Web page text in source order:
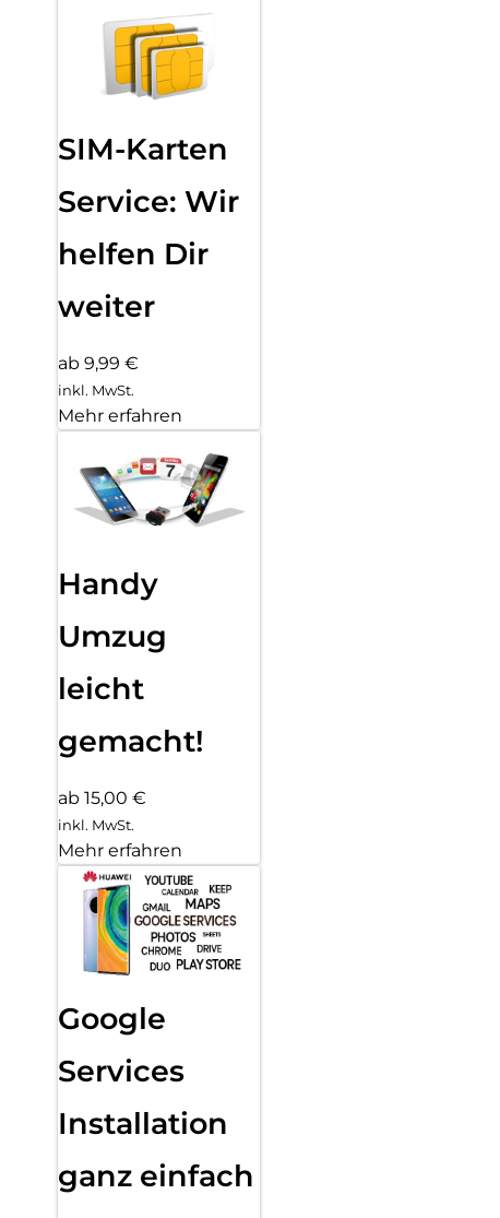
SIM-Karten
Service: Wir
helfen Dir
weiter
ab 9,99 €
inkl. MwSt.
Mehr erfahren
Handy
Umzug
leicht
gemacht!
ab 15,00 €
inkl. MwSt.
Mehr erfahren
Google
Services
Installation
ganz einfach